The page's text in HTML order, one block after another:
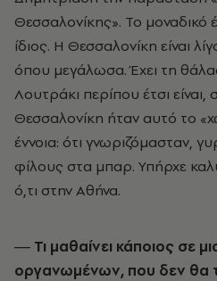
Θεσσαλονίκης». Το µοναδικό
ίδιος. Η Θεσσαλονίκη είναι
όπου µεγάλωσα. Έχει τη
Λουτράκι περίπου έτσι
Θεσσαλονίκη ήταν αυτό το
έννοια: ότι γνωριζόµασταν,
φίλους στα µπαρ. Υπήρχε
ό,τι στην Αθήνα.
― Τι µαθαίνει κάποιος σε
οργανωµένων, που δεν θα